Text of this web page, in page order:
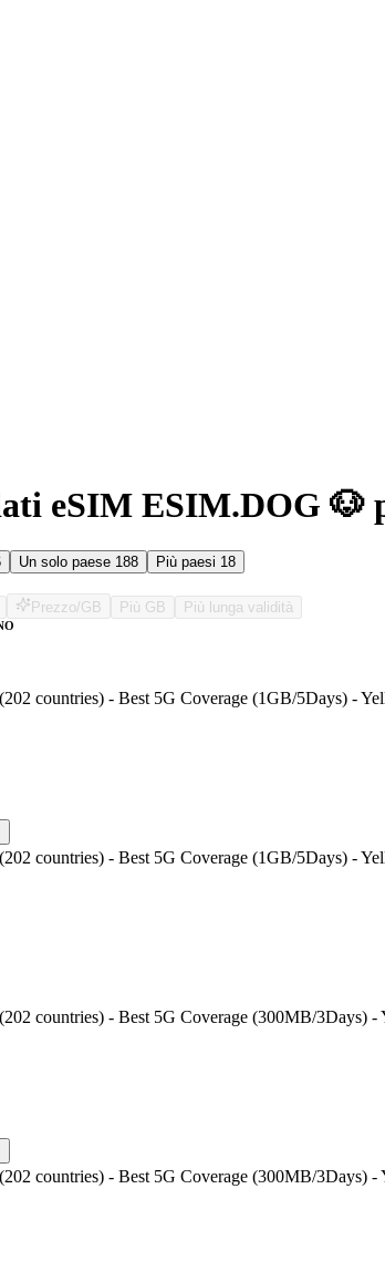
eSIM ESIM.DOG 🐶
Un solo paese 188 Più paesi 18
Prezzo/GB Più GB Più lunga validità
countries) - Best 5G Coverage (1GB/5Days) -
countries) - Best 5G Coverage (1GB/5Days) -
countries) - Best 5G Coverage (300MB/3Days) -
countries) - Best 5G Coverage (300MB/3Days) -